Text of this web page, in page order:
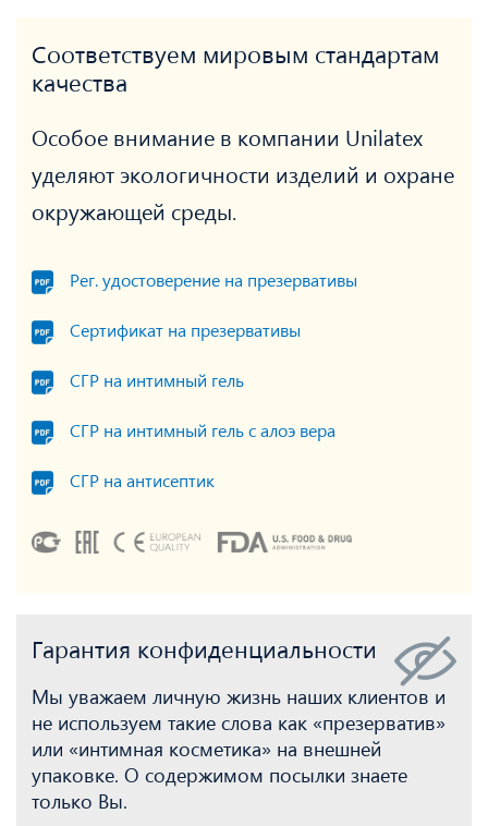
Соответствуем мировым стандартам
качества
Особое внимание в компании Unilatex
уделяют экологичности изделий и охране
окружающей среды.
Рег. удостоверение на презервативы
Сертификат на презервативы
СГР на интимный гель
СГР на интимный гель с алоэ вера
СГР на антисептик
Гарантия конфиденциальности
Мы уважаем личную жизнь наших клиентов и
не используем такие слова как «презерватив»
или «интимная косметика» на внешней
упаковке. О содержимом посылки знаете
только Вы.